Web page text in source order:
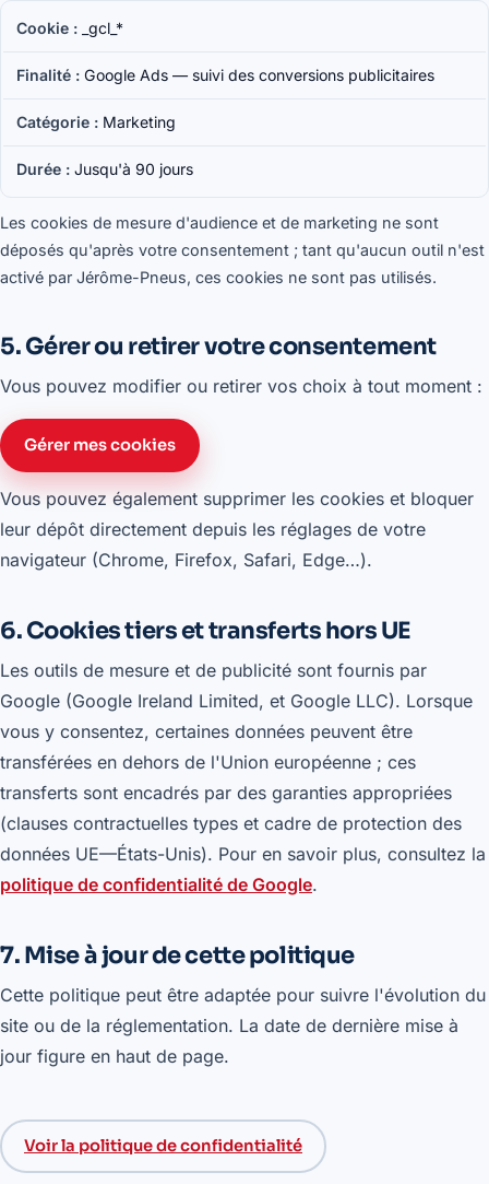
_gcl_*
Google Ads — suivi des conversions publicitaires
Marketing
Jusqu'à 90 jours
Les cookies de mesure d'audience et de marketing ne sont
déposés qu'après votre consentement ; tant qu'aucun outil n'est
activé par Jérôme-Pneus, ces cookies ne sont pas utilisés.
5. Gérer ou retirer votre consentement
Vous pouvez modifier ou retirer vos choix à tout moment :
Gérer mes cookies
Vous pouvez également supprimer les cookies et bloquer
leur dépôt directement depuis les réglages de votre
navigateur (Chrome, Firefox, Safari, Edge…).
6. Cookies tiers et transferts hors UE
Les outils de mesure et de publicité sont fournis par
Google (Google Ireland Limited, et Google LLC). Lorsque
vous y consentez, certaines données peuvent être
transférées en dehors de l'Union européenne ; ces
transferts sont encadrés par des garanties appropriées
(clauses contractuelles types et cadre de protection des
données UE—États-Unis). Pour en savoir plus, consultez la
politique de confidentialité de Google.
7. Mise à jour de cette politique
Cette politique peut être adaptée pour suivre l'évolution du
site ou de la réglementation. La date de dernière mise à
jour figure en haut de page.
Voir la politique de confidentialité